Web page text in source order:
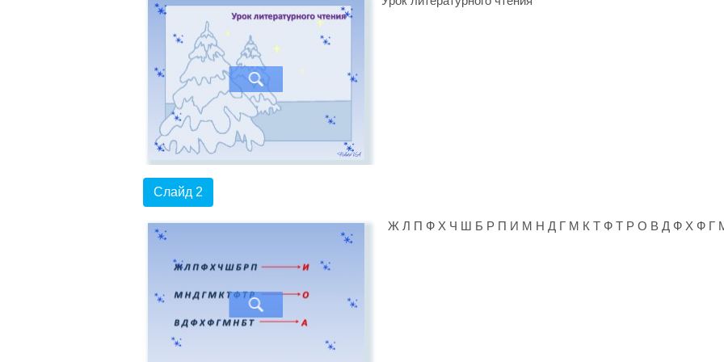
Слайд 2
Ж Л П Ф Х Ч Ш Б Р П И М Н Д Г М К Т Ф Т Р О В Д Ф Х Ф Г